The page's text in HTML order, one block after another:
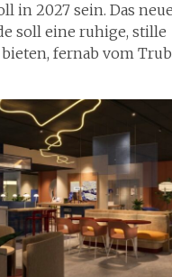
in 2027 sein. Das
soll eine ruhige, stille
fernab vom